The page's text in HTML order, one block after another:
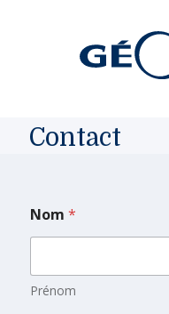
Contact
Nom *
Prénom